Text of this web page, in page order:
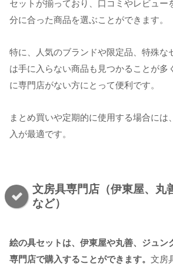
セットが揃っており、口コミやレビュー
分に合った商品を選ぶことができます。
特に、人気のブランドや限定品、特殊な
は手に入らない商品も見つかることが多
に専門店がない方にとって便利です。
まとめ買いや定期的に使用する場合には
入が最適です。
文房具専門店（伊東屋、丸
など）
絵の具セットは、伊東屋や丸善、ジュン
専門店で購入することができます。 文房